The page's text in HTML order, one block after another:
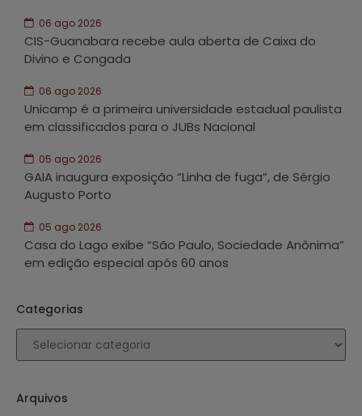
06 ago 2026
CIS-Guanabara recebe aula aberta de Caixa do
Divino e Congada
06 ago 2026
Unicamp é a primeira universidade estadual paulista
em classificados para o JUBs Nacional
05 ago 2026
GAIA inaugura exposição “Linha de fuga”, de Sérgio
Augusto Porto
05 ago 2026
Casa do Lago exibe “São Paulo, Sociedade Anônima”
em edição especial após 60 anos
Categorias
Arquivos